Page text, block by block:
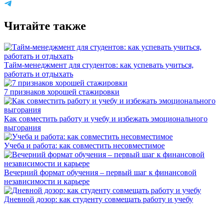
Читайте также
Тайм-менеджмент для студентов: как успевать учиться,
работать и отдыхать
7 признаков хорошей стажировки
Как совместить работу и учебу и избежать эмоционального
выгорания
Учеба и работа: как совместить несовместимое
Вечерний формат обучения – первый шаг к финансовой
независимости и карьере
Дневной дозор: как студенту совмещать работу и учебу